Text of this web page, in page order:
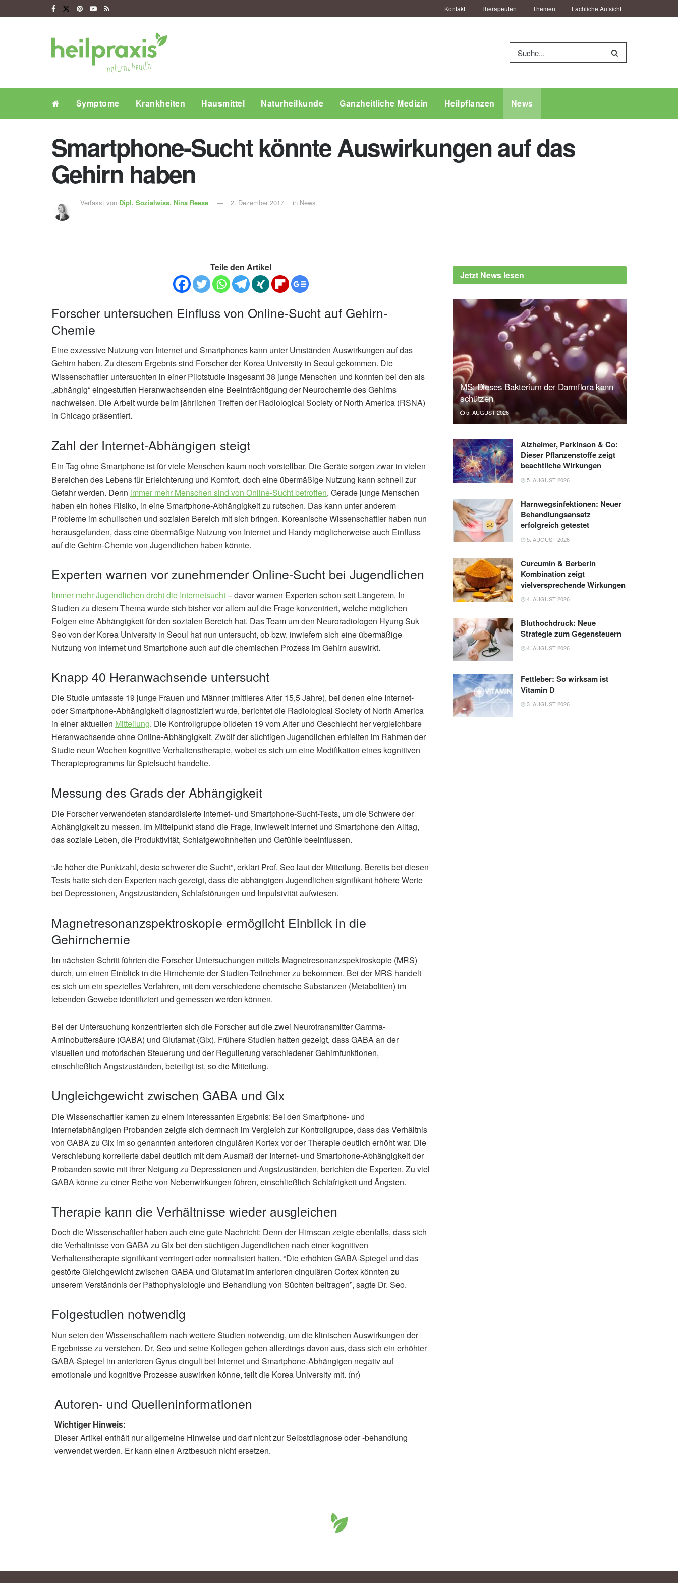
Kontakt Therapeuten Themen Fachliche Aufsicht
Symptome Krankheiten Hausmittel Naturheilkunde Ganzheitliche Medizin Heilpflanzen News
Smartphone-Sucht könnte Auswirkungen auf das
Gehirn haben
Verfasst von Dipl. Sozialwiss. Nina Reese 2. Dezember 2017 in News
Teile den Artikel
Forscher untersuchen Einfluss von Online-Sucht auf Gehirn-
Chemie
Eine exzessive Nutzung von Internet und Smartphones kann unter Umständen Auswirkungen auf das
Gehirn haben. Zu diesem Ergebnis sind Forscher der Korea University in Seoul gekommen. Die
Wissenschaftler untersuchten in einer Pilotstudie insgesamt 38 junge Menschen und konnten bei den als
„abhängig“ eingestuften Heranwachsenden eine Beeinträchtigung der Neurochemie des Gehirns
nachweisen. Die Arbeit wurde beim jährlichen Treffen der Radiological Society of North America (RSNA)
in Chicago präsentiert.
Zahl der Internet-Abhängigen steigt
Ein Tag ohne Smartphone ist für viele Menschen kaum noch vorstellbar. Die Geräte sorgen zwar in vielen
Bereichen des Lebens für Erleichterung und Komfort, doch eine übermäßige Nutzung kann schnell zur
Gefahr werden. Denn immer mehr Menschen sind von Online-Sucht betroffen. Gerade junge Menschen
haben ein hohes Risiko, in eine Smartphone-Abhängigkeit zu rutschen. Das kann unter anderem
Probleme im schulischen und sozialen Bereich mit sich bringen. Koreanische Wissenschaftler haben nun
herausgefunden, dass eine übermäßige Nutzung von Internet und Handy möglicherweise auch Einfluss
auf die Gehirn-Chemie von Jugendlichen haben könnte.
Experten warnen vor zunehmender Online-Sucht bei Jugendlichen
Immer mehr Jugendlichen droht die Internetsucht– davor warnen Experten schon seit Längerem. In
Studien zu diesem Thema wurde sich bisher vor allem auf die Frage konzentriert, welche möglichen
Folgen eine Abhängigkeit für den sozialen Bereich hat. Das Team um den Neuroradiologen Hyung Suk
Seo von der Korea University in Seoul hat nun untersucht, ob bzw. inwiefern sich eine übermäßige
Nutzung von Internet und Smartphone auch auf die chemischen Prozess im Gehirn auswirkt.
Knapp 40 Heranwachsende untersucht
Die Studie umfasste 19 junge Frauen und Männer (mittleres Alter 15,5 Jahre), bei denen eine Internet-
oder Smartphone-Abhängigkeit diagnostiziert wurde, berichtet die Radiological Society of North America
in einer aktuellen Mitteilung. Die Kontrollgruppe bildeten 19 vom Alter und Geschlecht her vergleichbare
Heranwachsende ohne Online-Abhängigkeit. Zwölf der süchtigen Jugendlichen erhielten im Rahmen der
Studie neun Wochen kognitive Verhaltenstherapie, wobei es sich um eine Modifikation eines kognitiven
Therapieprogramms für Spielsucht handelte.
Messung des Grads der Abhängigkeit
Die Forscher verwendeten standardisierte Internet- und Smartphone-Sucht-Tests, um die Schwere der
Abhängigkeit zu messen. Im Mittelpunkt stand die Frage, inwieweit Internet und Smartphone den Alltag,
das soziale Leben, die Produktivität, Schlafgewohnheiten und Gefühle beeinflussen.
“Je höher die Punktzahl, desto schwerer die Sucht”, erklärt Prof. Seo laut der Mitteilung. Bereits bei diesen
Tests hatte sich den Experten nach gezeigt, dass die abhängigen Jugendlichen signifikant höhere Werte
bei Depressionen, Angstzuständen, Schlafstörungen und Impulsivität aufwiesen.
Magnetresonanzspektroskopie ermöglicht Einblick in die
Gehirnchemie
Im nächsten Schritt führten die Forscher Untersuchungen mittels Magnetresonanzspektroskopie (MRS)
durch, um einen Einblick in die Hirnchemie der Studien-Teilnehmer zu bekommen. Bei der MRS handelt
es sich um ein spezielles Verfahren, mit dem verschiedene chemische Substanzen (Metaboliten) im
lebenden Gewebe identifiziert und gemessen werden können.
Bei der Untersuchung konzentrierten sich die Forscher auf die zwei Neurotransmitter Gamma-
Aminobuttersäure (GABA) und Glutamat (Glx). Frühere Studien hatten gezeigt, dass GABA an der
visuellen und motorischen Steuerung und der Regulierung verschiedener Gehirnfunktionen,
einschließlich Angstzuständen, beteiligt ist, so die Mitteilung.
Ungleichgewicht zwischen GABA und Glx
Die Wissenschaftler kamen zu einem interessanten Ergebnis: Bei den Smartphone- und
Internetabhängigen Probanden zeigte sich demnach im Vergleich zur Kontrollgruppe, dass das Verhältnis
von GABA zu Glx im so genannten anterioren cingulären Kortex vor der Therapie deutlich erhöht war. Die
Verschiebung korrelierte dabei deutlich mit dem Ausmaß der Internet- und Smartphone-Abhängigkeit der
Probanden sowie mit ihrer Neigung zu Depressionen und Angstzuständen, berichten die Experten. Zu viel
GABA könne zu einer Reihe von Nebenwirkungen führen, einschließlich Schläfrigkeit und Ängsten.
Therapie kann die Verhältnisse wieder ausgleichen
Doch die Wissenschaftler haben auch eine gute Nachricht: Denn der Hirnscan zeigte ebenfalls, dass sich
die Verhältnisse von GABA zu Glx bei den süchtigen Jugendlichen nach einer kognitiven
Verhaltenstherapie signifikant verringert oder normalisiert hatten. “Die erhöhten GABA-Spiegel und das
gestörte Gleichgewicht zwischen GABA und Glutamat im anterioren cingulären Cortex könnten zu
unserem Verständnis der Pathophysiologie und Behandlung von Süchten beitragen”, sagte Dr. Seo.
Folgestudien notwendig
Nun seien den Wissenschaftlern nach weitere Studien notwendig, um die klinischen Auswirkungen der
Ergebnisse zu verstehen. Dr. Seo und seine Kollegen gehen allerdings davon aus, dass sich ein erhöhter
GABA-Spiegel im anterioren Gyrus cinguli bei Internet und Smartphone-Abhängigen negativ auf
emotionale und kognitive Prozesse auswirken könne, teilt die Korea University mit. (nr)
Autoren- und Quelleninformationen
Wichtiger Hinweis:
Dieser Artikel enthält nur allgemeine Hinweise und darf nicht zur Selbstdiagnose oder -behandlung
verwendet werden. Er kann einen Arztbesuch nicht ersetzen.
Jetzt News lesen
MS: Dieses Bakterium der Darmflora kann
schützen
5. AUGUST 2026
Alzheimer, Parkinson & Co:
Dieser Pflanzenstoffe zeigt
beachtliche Wirkungen
5. AUGUST 2026
Harnwegsinfektionen: Neuer
Behandlungsansatz
erfolgreich getestet
5. AUGUST 2026
Curcumin & Berberin
Kombination zeigt
vielversprechende Wirkungen
4. AUGUST 2026
Bluthochdruck: Neue
Strategie zum Gegensteuern
4. AUGUST 2026
Fettleber: So wirksam ist
Vitamin D
3. AUGUST 2026